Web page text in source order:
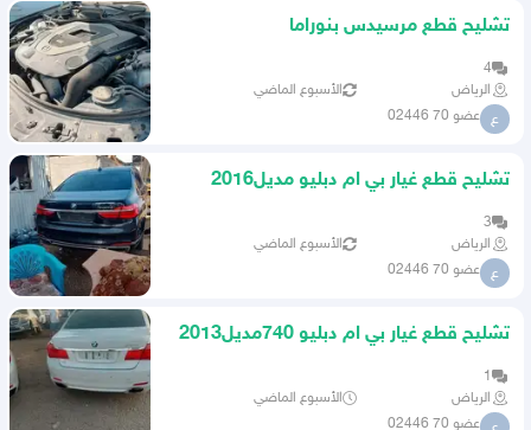
تشليح قطع مرسيدس بنوراما
4
الرياض
الأسبوع الماضي
ع عضو 70 02446
تشليح قطع غيار بي ام دبليو مديل2016
3
الرياض
الأسبوع الماضي
ع عضو 70 02446
تشليح قطع غيار بي ام دبليو 740مديل2013
1
الرياض
الأسبوع الماضي
عضو 70 02446